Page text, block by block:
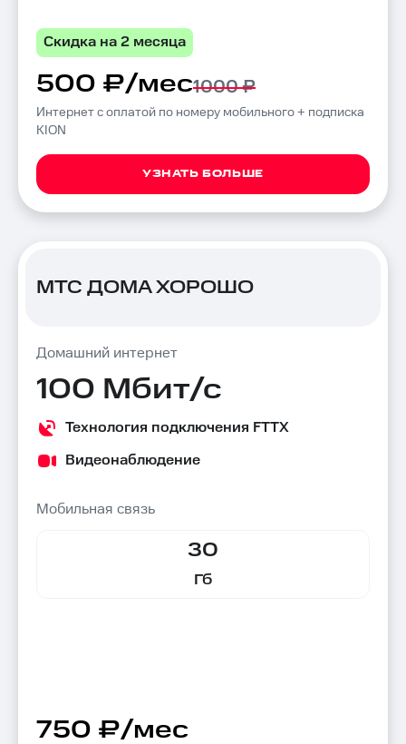
Скидка на 2 месяца
500 ₽/мес1000 ₽
Интернет с оплатой по номеру мобильного + подписка
KION
УЗНАТЬ БОЛЬШЕ
МТС ДОМА ХОРОШО
Домашний интернет
100 Мбит/с
Технология подключения FTTX
Видеонаблюдение
Мобильная связь
30
Гб
750 ₽/мес